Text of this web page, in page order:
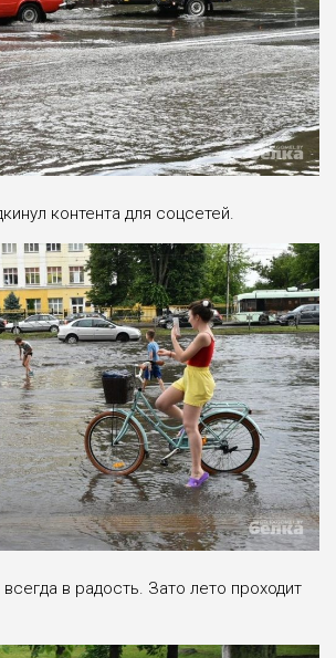
контента для соцсетей.
в радость. Зато лето проходит